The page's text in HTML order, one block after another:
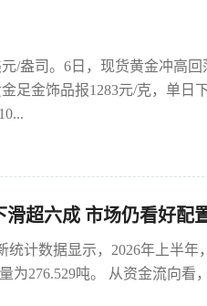
/盎司。6日，现货黄金冲高
足金饰品报1283元/克，单日
超六成 市场仍看好配
计数据显示，2026年上半年
为276.529吨。 从资金流向